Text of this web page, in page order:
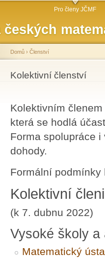
českých
Pro členy JČMF
Jste zde
Domů › Členství
Kolektivní členství
Kolektivním
která se hodlá
Forma spolupráce
dohody.
Formální
Kolektivní
(k 7. dubnu 2022)
Vysoké školy a
Matematický